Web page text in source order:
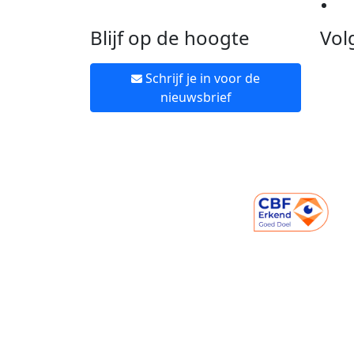
Blijf op de hoogte
Schrijf je in voor de
nieuwsbrief